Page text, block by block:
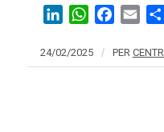
LinkedInWhatsApp
24/02/2025 / PER